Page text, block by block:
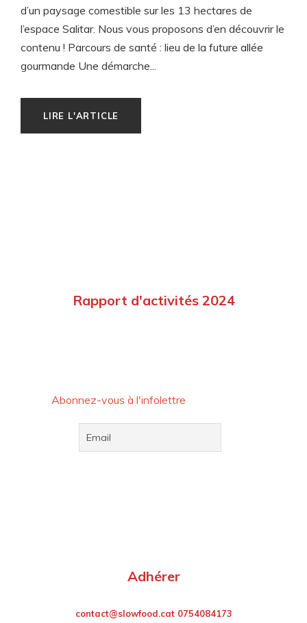
d’un paysage comestible sur les 13 hectares de
l’espace Salitar. Nous vous proposons d’en découvrir le
contenu ! Parcours de santé : lieu de la future allée
gourmande Une démarche...
LIRE L'ARTICLE
Rapport d'activités 2024
Abonnez-vous à l'infolettre
Adhérer
contact@slowfood.cat 0754084173